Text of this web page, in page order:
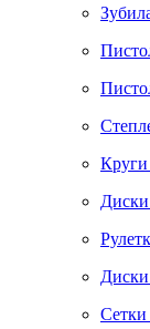
Круги
Сетки